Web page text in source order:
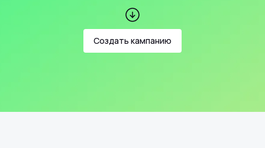
Создать кампанию